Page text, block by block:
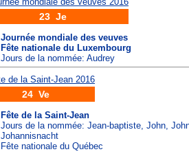
23 Je
Journée mondiale des veuves
Fête nationale du Luxembourg
Jours de la nommée: Audrey
24 Ve
Fête de la Saint-Jean
Jours de la nommée: Jean-baptiste John
Johannisnacht
Fête nationale du Québec